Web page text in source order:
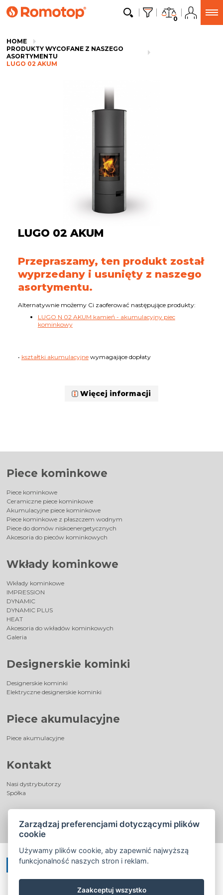
0
HOME
PRODUKTY WYCOFANE Z NASZEGO
ASORTYMENTU
LUGO 02 AKUM
LUGO 02 AKUM
Przepraszamy, ten produkt został
wyprzedany i usunięty z naszego
asortymentu.
Alternatywnie możemy Ci zaoferować następujące produkty:
LUGO N 02 AKUM kamień - akumulacyjny piec
kominkowy
• kształtki akumulacyjnewymagające dopłaty
Więcej informacji
Piece kominkowe
Piece kominkowe
Ceramiczne piece kominkowe
Akumulacyjne piece kominkowe
Piece kominkowe z płaszczem wodnym
Piece do domów niskoenergetycznych
Akcesoria do pieców kominkowych
Wkłady kominkowe
Wkłady kominkowe
IMPRESSION
DYNAMIC
DYNAMIC PLUS
HEAT
Akcesoria do wkładów kominkowych
Galeria
Designerskie kominki
Designerskie kominki
Elektryczne designerskie kominki
Piece akumulacyjne
Piece akumulacyjne
Kontakt
Nasi dystrybutorzy
Spółka
Zarządzaj preferencjami dotyczącymi plików
cookie
Używamy plików cookie, aby zapewnić najwyższą
funkcjonalność naszych stron i reklam.
Zaakceptuj wszystko